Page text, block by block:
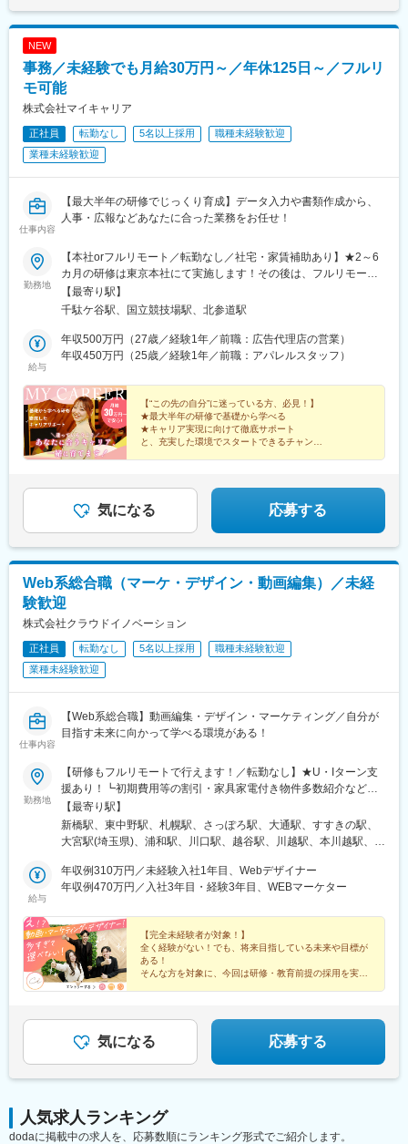
駅、福岡空港駅(鉄道)、姪浜駅、西新駅、天神南駅、大橋駅(福岡
県)、中洲川端駅、千早駅、三ノ宮駅、尼崎駅(東海道本線)、神戸
王寺駅、近鉄奈良駅、学園前駅(奈良県)、大和西大寺駅、生駒駅、
和歌山駅、和歌山市駅、京都駅、京阪山科駅、烏丸駅、草津駅(滋
賀県)、南草津駅、京阪石山駅、瀬田駅(滋賀県)、竹田駅(京都府)、
大通駅、札幌駅、仙台駅、岡山駅、下関駅、松江駅、鳥取駅、広
島駅、福山駅、横川駅、新白島駅、西条駅(広島県)、西高屋駅、東
広島駅、八本松駅、北参道駅、浜松町駅、西日暮里駅(舎人ライナ
ー)、大崎広小路駅、祐天寺駅、江古田駅、二子新地駅、阿倍野駅
里中央駅(大阪モノレール)、百舌鳥八幡駅、玉造駅、宮之阪駅、新
豊橋駅、なんば駅(地下鉄)、なかもず駅、森下駅(愛知県)、国際セ
駅、三宮駅(神戸新交通)、ハーバーランド駅、山陽姫路駅、西代
駅、山陽明石駅、新王寺駅、鳥居前駅、田中口駅、山科駅、四条
駅(京都市営)、石山駅、くいな橋駅、西４丁目駅、さっぽろ駅、仙
台駅(地下鉄)、岡山駅前駅、横川駅(広島県)、白島駅(広島高速交通
駅、天王寺駅前駅、動物園前駅、駅前駅、平安通駅、呉服町駅(福
岡県)、香椎宮前駅、三宮駅(神戸市営)、高速神戸駅、西新町駅、
１２条駅、あおば通駅、西川緑道公園駅、猿猴橋町駅、横川一丁
目駅、城北駅
駅、新八柱駅、大宮駅(埼玉県)、南浦和駅、さいたま新都心駅、北
浦和駅、浦和駅、和光市駅、西川口駅、東川口駅、朝霞駅、新越
谷駅、川越駅、蕨駅、志木駅、所沢駅、草加駅、大阪難波駅、淀
屋橋駅、渡辺橋駅、沢ノ町駅、我孫子町駅、平林駅(大阪府)、中ふ
頭駅、西大橋駅、肥後橋駅、阿波座駅、北浜駅(大阪府)、なんば駅
(南海線)、天満橋駅、長堀橋駅、谷町六丁目駅、大阪ビジネスパー
ク駅、心斎橋駅、松屋町駅、堺筋本町駅、門真南駅、矢田駅(大阪
にわ橋駅、天満駅、中津駅(地下鉄)、中崎町駅、扇町駅(大阪府)、
西梅田駅、大阪梅田駅(阪神線)、矢場町駅、瑞穂区役所駅、日比野
駅、目黒駅、秋葉原駅、新橋駅、東京駅、町田駅、綾瀬駅、大手
町駅(東京都)、中野駅(東京都)、大門駅(東京都)、西日暮里駅、五
反田駅、中目黒駅、泉岳寺駅、立川駅、小竹向原駅、二子玉川
駅、四ツ谷駅、あざみ野駅、湘南台駅、天王洲アイル駅、日吉駅
(神奈川県)、溝の口駅、長津田駅、登戸駅、戸塚駅、海老名駅(相
模線)、大和駅(神奈川県)、菊名駅、大船駅、橋本駅(神奈川県)、上
大岡駅、中央林間駅、川崎駅、千葉駅、新松戸駅、浦安駅(千葉
県)、北習志野駅、京成船橋駅、新浦安駅、新鎌ケ谷駅、市川駅、
駅、川口駅、南越谷駅、天下茶屋駅、伏見駅(愛知県)、栄駅(愛知
県)、東梅田駅、阿倍野駅(阪堺線)、今宮戎駅、鶴橋駅、京橋駅(大
阪府)、南方駅(大阪府)、上小田井駅、上飯田駅、鶴舞駅、藤が丘
駅(愛知県)、金山駅(愛知県)、流山おおたかの森駅、藤沢駅、富田
駅(大阪府)、上牧駅(大阪府)、高槻駅、高槻市駅、天王寺駅、新今
急行)、茨木駅、三国ケ丘駅(大阪府)、南森町駅、森ノ宮駅、枚方
市駅、豊橋駅、刈谷駅、星ケ丘駅(愛知県)、高蔵寺駅、ＪＲ難波
駅、中百舌鳥駅、大曽根駅、赤池駅(愛知県)、大阪駅、新大阪駅、
北新地駅、大阪阿部野橋駅、近鉄名古屋駅、名鉄名古屋駅、博多
駅、天神駅、福岡空港駅(鉄道)、姪浜駅、西新駅、天神南駅、大橋
駅(福岡県)、中洲川端駅、千早駅、三ノ宮駅、尼崎駅(東海道本
線)、神戸駅(兵庫県)、姫路駅、新長田駅、明石駅、西宮北口駅、
王寺駅、近鉄奈良駅、学園前駅(奈良県)、大和西大寺駅、生駒駅、
和歌山駅、和歌山市駅、京都駅、京阪山科駅、烏丸駅、草津駅(滋
賀県)、南草津駅、京阪石山駅、瀬田駅(滋賀県)、竹田駅(京都府)、
大通駅、札幌駅、仙台駅、岡山駅、下関駅、松江駅、鳥取駅、広
島駅、福山駅、横川駅、新白島駅、西条駅(広島県)、西高屋駅、東
広島駅、八本松駅、北参道駅、青井駅、浜松町駅、西日暮里駅(舎
人ライナー)、大崎広小路駅、祐天寺駅、江古田駅、二子新地駅、
阿倍野駅(地下鉄)、鴫野駅、西中島南方駅、丸の内駅(愛知県)、小
田井駅、上前津駅、東別院駅、摂津富田駅、新今宮駅前駅、千鳥
駅、玉造駅、宮之阪駅、新豊橋駅、なんば駅(地下鉄)、なかもず
駅、森下駅(愛知県)、国際センター駅、祇園駅(福岡県)、西鉄福岡
駅、櫛田神社前駅、西鉄千早駅、三宮駅(神戸新交通)、ハーバーラ
ンド駅、山陽姫路駅、西代駅、山陽明石駅、新王寺駅、鳥居前
駅、田中口駅、山科駅、四条駅(京都市営)、石山駅、くいな橋駅、
(広島県)、白島駅(広島高速交通線)、竹橋駅、御成門駅、新桜台
駅、梅田駅(地下鉄)、蒲生四丁目駅、天王寺駅前駅、動物園前駅、
市営)、高速神戸駅、西新町駅、信貴山下駅、四宮駅、五条駅(京都
市営)、唐橋前駅、狸小路駅、北１２条駅、あおば通駅、西川緑道
公園駅、猿猴橋町駅、横川一丁目駅、城北駅
NEW
事務／未経験でも月給30万円～／年休125日～／フルリ
モ可能
株式会社マイキャリア
正社員 転勤なし 5名以上採用
職種未経験歓迎
業種未経験歓迎
仕事内容
【最大半年の研修でじっくり育成】データ入力や書類作成から、
人事・広報などあなたに合った業務をお任せ！
勤務地
【本社orフルリモート／転勤なし／社宅・家賃補助あり】★2～6
カ月の研修は東京本社にて実施します！その後は、フルリモート
の相談も可能です◎本社：東京都渋谷区千駄ヶ谷1-11-14 ビジデ
ンス千駄ヶ谷603＜ アクセス ＞・JR中央本線「千駄ケ谷駅」より
京メトロ副都心線「北参道駅」より徒歩7分・JR山手線「原宿
駅」より徒歩9分※受動喫煙対策：屋内喫煙可能場所あり
【最寄り駅】
千駄ケ谷駅、国立競技場駅、北参道駅
給与
年収500万円（27歳／経験1年／前職：広告代理店の営業）
年収450万円（25歳／経験1年／前職：アパレルスタッフ）
【“この先の自分”に迷っている方、必見！】
★最大半年の研修で基礎から学べる
★キャリア実現に向けて徹底サポート
と、充実した環境でスタートできるチャンス♪
★フルリモート可
★社宅・家賃補助あり
気になる 応募する
Web系総合職（マーケ・デザイン・動画編集）／未経
験歓迎
株式会社クラウドイノベーション
正社員 転勤なし 5名以上採用
職種未経験歓迎
業種未経験歓迎
仕事内容
【Web系総合職】動画編集・デザイン・マーケティング／自分が
目指す未来に向かって学べる環境がある！
勤務地
【研修もフルリモートで行えます！／転勤なし】★U・Iターン支
援あり！┗初期費用等の割引・家具家電付き物件多数紹介など★
フルリモート・テレワークOKな案件も！＜本社オフィス＞東京都
港区新橋1-12-9 新橋プレイス7F└各線「新橋駅」徒歩5分以内＜
支社オフィス＞東京都中野区東中野4-7-18 岡藤ビル203└各線
【最寄り駅】
新橋駅、東中野駅、札幌駅、さっぽろ駅、大通駅、すすきの駅、
大宮駅(埼玉県)、浦和駅、川口駅、越谷駅、川越駅、本川越駅、千
柏駅、東京駅、大手町駅(東京都)、新宿駅、新宿駅(東京メトロ)、
新宿三丁目駅、池袋駅、東池袋駅、五反田駅、六本木駅、品川
都)、渋谷駅、上野駅、京成上野駅、錦糸町駅、恵比寿駅、水道橋
駅、後楽園駅、木場駅(東京都)、中目黒駅、中野駅(東京都)、横浜
駅、川崎駅、桜木町駅、武蔵小杉駅、溝の口駅、武蔵溝ノ口駅、
西梅田駅、大阪駅、大阪梅田駅(阪神線)、梅田駅(地下鉄)、大阪梅
田駅(阪急線)、心斎橋駅、なんば駅(地下鉄)、大阪難波駅、なんば
合駅(東京都)、西４丁目駅、狸小路駅、二重橋前駅、大崎広小路
駅、乃木坂駅、高輪台駅、竹芝駅、神泉駅、稲荷町駅(東京都)、住
吉駅(東京都)、代官山駅、春日駅(東京都)、新高島駅、京急川崎
トウェイ駅、高島町駅、馬車道駅、高津駅(神奈川県)、四ツ橋駅、
天王寺駅前駅、天神南駅、名鉄名古屋駅
給与
年収例310万円／未経験入社1年目、Webデザイナー
年収例470万円／入社3年目・経験3年目、WEBマーケター
【完全未経験者が対象！】
全く経験がない！でも、将来目指している未来や目標が
ある！
そんな方を対象に、今回は研修・教育前提の採用を実施
気になる 応募する
人気求人ランキング
dodaに掲載中の求人を、応募数順にランキング形式でご紹介します。